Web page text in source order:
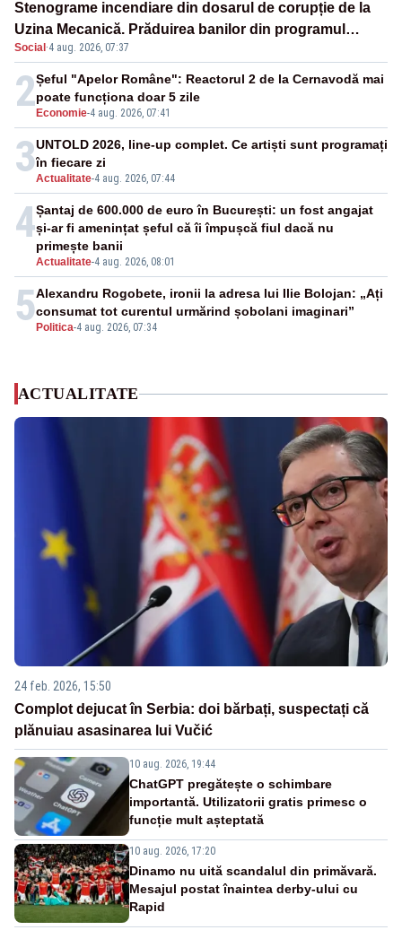
Stenograme incendiare din dosarul de corupție de la
Uzina Mecanică. Prăduirea banilor din programul
SAFE, interceptată de DNA
Social ·4 aug. 2026, 07:37
2 Economie-4 aug. 2026, 07:41
Șeful "Apelor Române": Reactorul 2 de la Cernavodă mai
poate funcționa doar 5 zile
3Actualitate-4 aug. 2026, 07:44
UNTOLD 2026, line-up complet. Ce artiști sunt programați
în fiecare zi
4
Actualitate-4 aug. 2026, 08:01
Șantaj de 600.000 de euro în București: un fost angajat
și-ar fi amenințat șeful că îi împușcă fiul dacă nu
primește banii
5 Politica-4 aug. 2026, 07:34
Alexandru Rogobete, ironii la adresa lui Ilie Bolojan: „Ați
consumat tot curentul urmărind șobolani imaginari”
ACTUALITATE
24 feb. 2026, 15:50
Complot dejucat în Serbia: doi bărbați, suspectați că
plănuiau asasinarea lui Vučić
10 aug. 2026, 19:44
ChatGPT pregătește o schimbare
importantă. Utilizatorii gratis primesc o
funcție mult așteptată
10 aug. 2026, 17:20
Dinamo nu uită scandalul din primăvară.
Mesajul postat înaintea derby-ului cu
Rapid